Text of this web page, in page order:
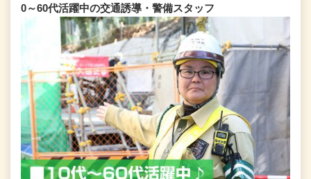
0～60代活躍中の交通誘導・警備スタッフ